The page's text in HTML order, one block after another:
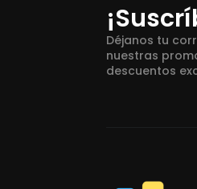
Déjanos tu
nuestras
descuentos